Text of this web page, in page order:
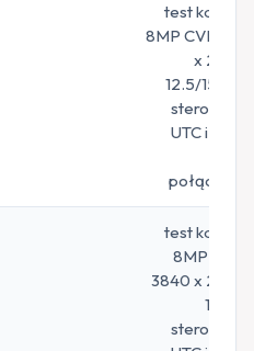
test kamery
8MP CVI 3840
x 2160P
12.5/15 FPS,
sterowanie
UTC i menu
połączenia
test kamery
8MP AHD,
3840 x 2160P
15FPS,
sterowanie